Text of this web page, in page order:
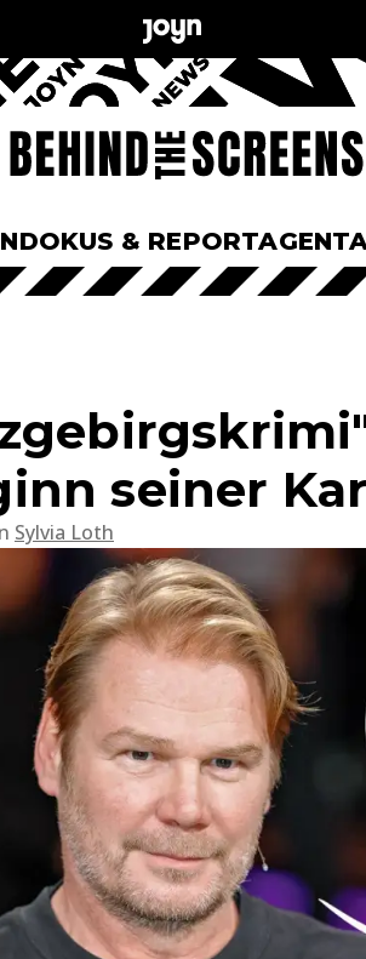
DOKUS & REPORTAGEN
seiner
Sylvia Loth